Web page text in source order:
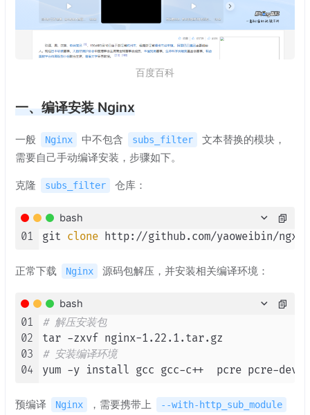
百度百科
一、编译安装 Nginx
一般 Nginx 中不包含 subs_filter
文本替换的模块，
需要自己手动编译安装，步骤如下。
克隆 subs_filter 仓库：
bash
01 git clone
正常下载 Nginx 源码包解压，并安装相关编译环境：
bash
01
02
03
04
# 解压安装包
# 安装编译环境
预编译 Nginx ，需要携带上 --with-http_sub_module